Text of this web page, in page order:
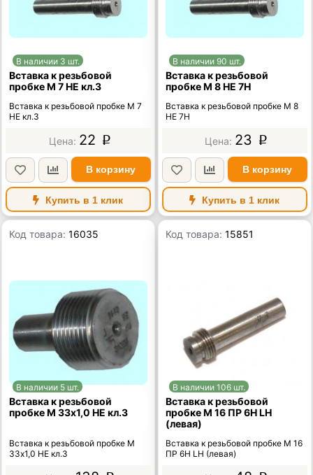
В наличии 3 шт.
Вставка к резьбовой
пробке М 7 НЕ кл.3
Вставка к резьбовой пробке М 7
НЕ кл.3
22 p
В корзину
Купить в 1 клик
В наличии 90 шт.
Вставка к резьбовой
пробке М 8 НЕ 7H
Вставка к резьбовой пробке М 8
НЕ 7H
23 p
В корзину
Купить в 1 клик
Код товара:16035
В наличии 5 шт.
Вставка к резьбовой
пробке М 33х1,0 НЕ кл.3
Вставка к резьбовой пробке М
33х1,0 НЕ кл.3
Код товара:15851
В наличии 106 шт.
Вставка к резьбовой
пробке М 16 ПР 6Н LH
(левая)
Вставка к резьбовой пробке М 16
ПР 6Н LH (левая)